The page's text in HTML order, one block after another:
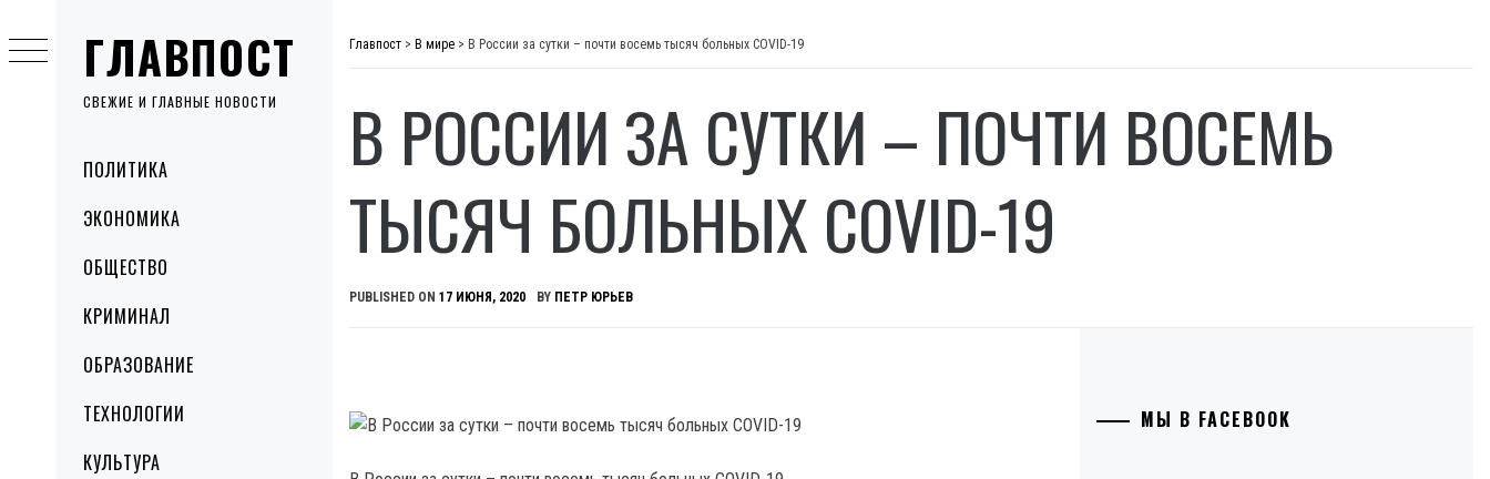
ГЛАВПОСТ
СВЕЖИЕ И ГЛАВНЫЕ НОВОСТИ
MenuПОЛИТИКА
ЭКОНОМИКА
ОБЩЕСТВО
КРИМИНАЛ
ОБРАЗОВАНИЕ
ТЕХНОЛОГИИ
КУЛЬТУРА
to
content
Главпост > В мире > В России за сутки – почти восемь тысяч больных COVID-19
В РОССИИ ЗА СУТКИ – ПОЧТИ ВОСЕМЬ
ТЫСЯЧ БОЛЬНЫХ COVID-19
PUBLISHED ON 17 ИЮНЯ, 2020 BY ПЕТР ЮРЬЕВ
МЫ В FACEBOOK